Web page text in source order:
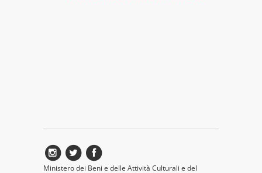
Ministero dei Beni e delle Attività Culturali e del